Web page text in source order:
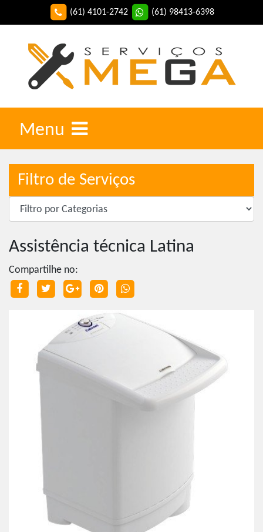
(61) 4101-2742 (61) 98413-6398
Menu
Filtro de Serviços
Assistência técnica Latina
Compartilhe no: